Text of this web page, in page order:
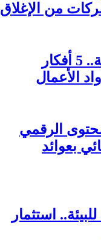
من الإغلاق
بتكاليف أقل ومرونة عالية.. 5 أفكار
الأعمال
الرقمي
بعوائد
استثمار